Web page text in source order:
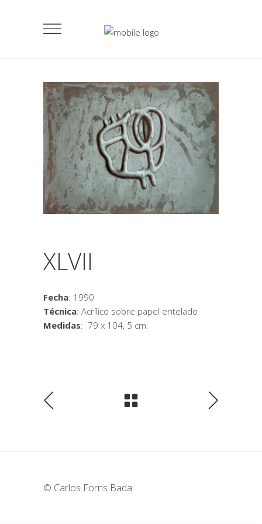
XLVII
Fecha: 1990
Técnica: Acrílico sobre papel entelado
Medidas: 79 x 104, 5 cm.
© Carlos Forns Bada